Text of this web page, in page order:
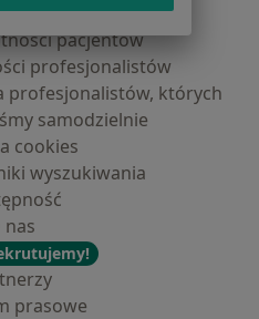
pacjentów
profesjonalistów
profesjonalistów, których
samodzielnie
cookies
wyszukiwania
nas
prasowe